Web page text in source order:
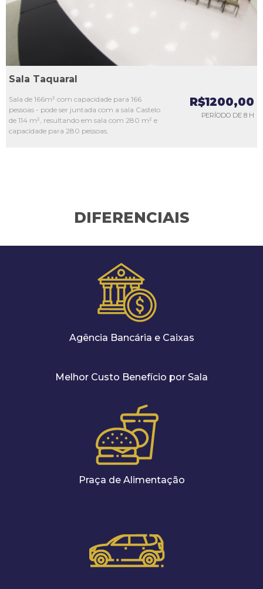
Sala Taquaral
Sala de 166m² com capacidade para 166
pessoas - pode ser juntada com a sala Castelo
de 114 m², resultando em sala com 280 m² e
capacidade para 280 pessoas.
R$1200,00
PERÍODO DE 8 H
DIFERENCIAIS
Agência Bancária e Caixas
Melhor Custo Benefício por Sala
Praça de Alimentação